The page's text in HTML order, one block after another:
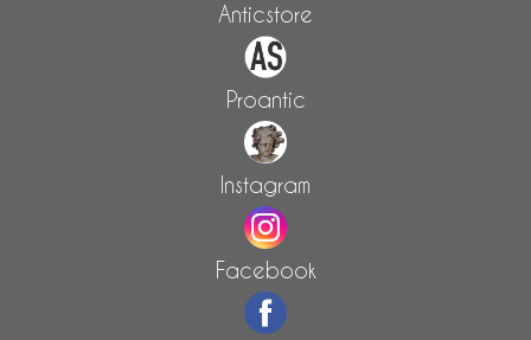
Anticstore
Proantic
Instagram
Facebook